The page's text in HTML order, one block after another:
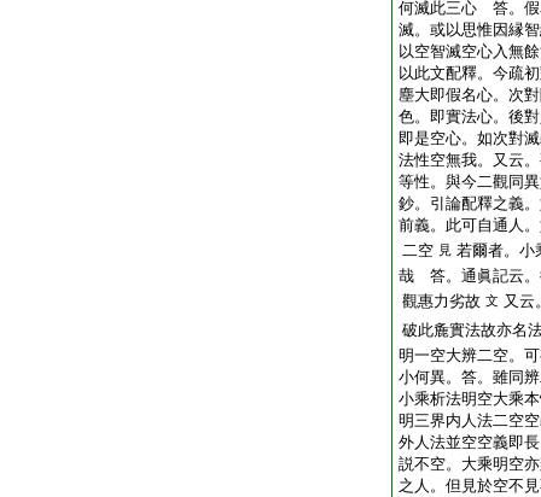
何滅此三心 答。假
滅。或以思惟因縁
以空智滅空心入無
以此文配釋。今疏
塵大即假名心。次
色。即實法心。後
即是空心。如次對
法性空無我。又云
等性。與今二觀同
鈔。引論配釋之義
前義。此可自通人
二空 見 若爾者。小
哉 答。通眞記云。
觀惠力劣故 文 又云
破此麁實法故亦名
明一空大辨二空。
小何異。答。雖同
小乘析法明空大乘
明三界内人法二空
外人法並空空義即
説不空。大乘明空
之人。但見於空不